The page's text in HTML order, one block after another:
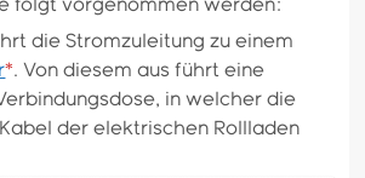
folgt vorgenommen werden:
die Stromzuleitung zu einem
*. Von diesem aus führt eine
in welcher die
der elektrischen Rollladen